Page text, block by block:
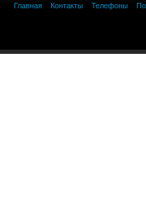
Главная
Контакты Телефоны